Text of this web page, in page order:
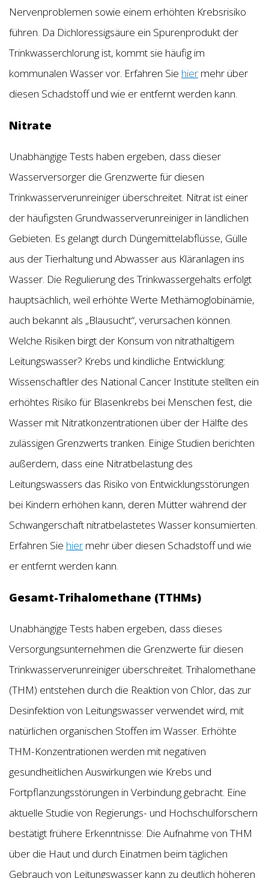
Nervenproblemen sowie einem erhöhten Krebsrisiko
führen. Da Dichloressigsäure ein Spurenprodukt der
Trinkwasserchlorung ist, kommt sie häufig im
kommunalen Wasser vor. Erfahren Sie hier mehr über
diesen Schadstoff und wie er entfernt werden kann.
Nitrate
Unabhängige Tests haben ergeben, dass dieser
Wasserversorger die Grenzwerte für diesen
Trinkwasserverunreiniger überschreitet. Nitrat ist einer
der häufigsten Grundwasserverunreiniger in ländlichen
Gebieten. Es gelangt durch Düngemittelabflüsse, Gülle
aus der Tierhaltung und Abwasser aus Kläranlagen ins
Wasser. Die Regulierung des Trinkwassergehalts erfolgt
hauptsächlich, weil erhöhte Werte Methämoglobinämie,
auch bekannt als „Blausucht“, verursachen können.
Welche Risiken birgt der Konsum von nitrathaltigem
Leitungswasser? Krebs und kindliche Entwicklung:
Wissenschaftler des National Cancer Institute stellten ein
erhöhtes Risiko für Blasenkrebs bei Menschen fest, die
Wasser mit Nitratkonzentrationen über der Hälfte des
zulässigen Grenzwerts tranken. Einige Studien berichten
außerdem, dass eine Nitratbelastung des
Leitungswassers das Risiko von Entwicklungsstörungen
bei Kindern erhöhen kann, deren Mütter während der
Schwangerschaft nitratbelastetes Wasser konsumierten.
Erfahren Sie hier mehr über diesen Schadstoff und wie
er entfernt werden kann.
Gesamt-Trihalomethane (TTHMs)
Unabhängige Tests haben ergeben, dass dieses
Versorgungsunternehmen die Grenzwerte für diesen
Trinkwasserverunreiniger überschreitet. Trihalomethane
(THM) entstehen durch die Reaktion von Chlor, das zur
Desinfektion von Leitungswasser verwendet wird, mit
natürlichen organischen Stoffen im Wasser. Erhöhte
THM-Konzentrationen werden mit negativen
gesundheitlichen Auswirkungen wie Krebs und
Fortpflanzungsstörungen in Verbindung gebracht. Eine
aktuelle Studie von Regierungs- und Hochschulforschern
bestätigt frühere Erkenntnisse: Die Aufnahme von THM
über die Haut und durch Einatmen beim täglichen
Gebrauch von Leitungswasser kann zu deutlich höheren